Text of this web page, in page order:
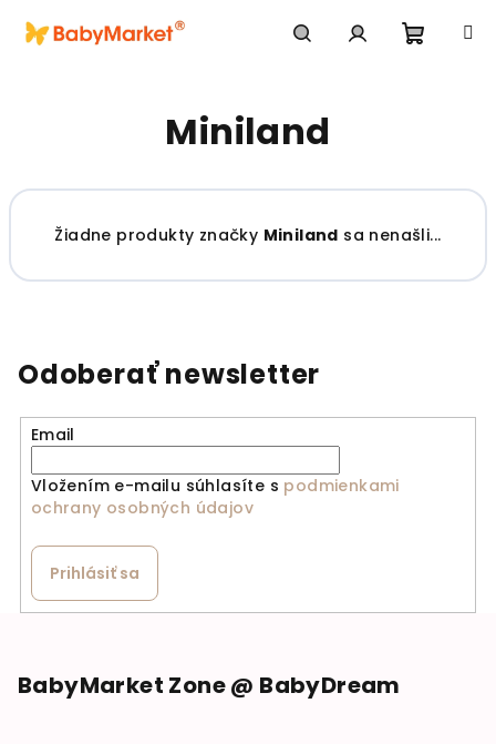
Miniland
Žiadne produkty značky Miniland sa nenašli...
Odoberať newsletter
Email
Vložením e-mailu súhlasíte s podmienkami
ochrany osobných údajov
Prihlásiť sa
BabyMarket Zone @ BabyDream